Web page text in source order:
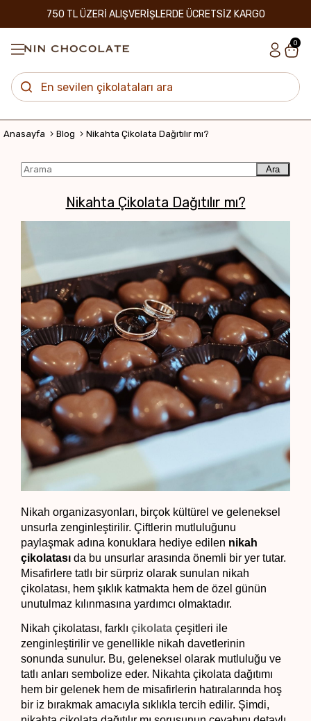
750 TL ÜZERİ ALIŞVERİŞLERDE ÜCRETSİZ KARGO
0
Anasayfa Blog Nikahta Çikolata Dağıtılır mı?
Ara
Nikahta Çikolata Dağıtılır mı?
Nikah organizasyonları, birçok kültürel ve geleneksel
unsurla zenginleştirilir. Çiftlerin mutluluğunu
paylaşmak adına konuklara hediye edilen nikah
çikolatası da bu unsurlar arasında önemli bir yer tutar.
Misafirlere tatlı bir sürpriz olarak sunulan nikah
çikolatası, hem şıklık katmakta hem de özel günün
unutulmaz kılınmasına yardımcı olmaktadır.
Nikah çikolatası, farklı çikolata çeşitleri ile
zenginleştirilir ve genellikle nikah davetlerinin
sonunda sunulur. Bu, geleneksel olarak mutluluğu ve
tatlı anları sembolize eder. Nikahta çikolata dağıtımı
hem bir gelenek hem de misafirlerin hatıralarında hoş
bir iz bırakmak amacıyla sıklıkla tercih edilir. Şimdi,